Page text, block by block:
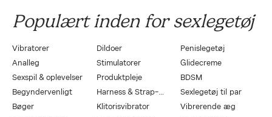
Populært inden for sexlegetøj
Vibratorer Dildoer
Penislegetøj
Analleg
Stimulatorer
Glidecreme
Sexspil & oplevelser
Produktpleje
BDSM
Begyndervenligt
Harness & Strap-On
Sexlegetøj til par
Bøger
Klitorisvibrator
Vibrerende æg